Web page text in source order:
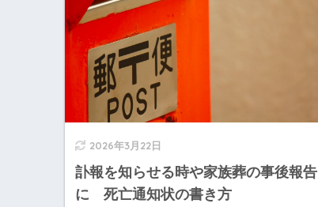
2026年3月22日
訃報を知らせる時や家族葬の事後報告
に 死亡通知状の書き方